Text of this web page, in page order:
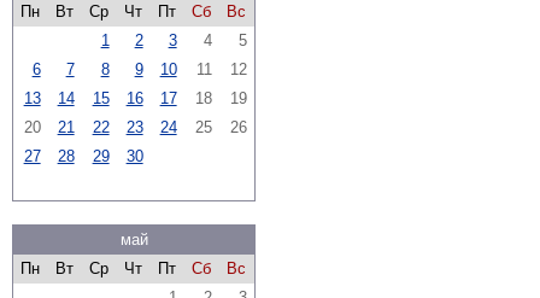
Пн Вт Ср Чт Пт Сб
Вс
1
2 3 4
5
6
7 8 9 10 11
12
13
14 15 16 17 18
19
20
21 22 23 24 25
26
27
28 29 30
май
Пн
Вт Ср Чт Пт Сб
Вс